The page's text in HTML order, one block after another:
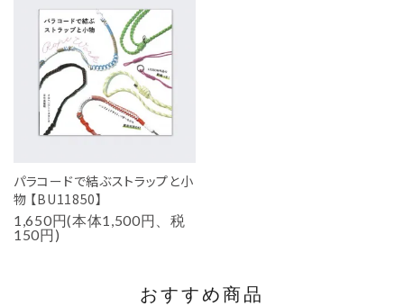
パラコードで結ぶストラップと小
物 【BU11850】
1,650円(本体1,500円、税
150円)
おすすめ商品